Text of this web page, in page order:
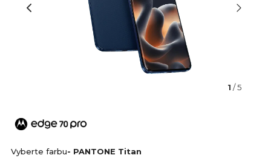
1 / 5
Vyberte farbu- PANTONE Titan